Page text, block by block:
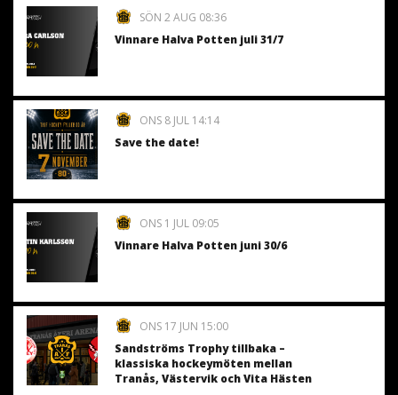
SÖN 2 AUG 08:36
Vinnare Halva Potten juli 31/7
ONS 8 JUL 14:14
Save the date!
ONS 1 JUL 09:05
Vinnare Halva Potten juni 30/6
ONS 17 JUN 15:00
Sandströms Trophy tillbaka –
klassiska hockeymöten mellan
Tranås, Västervik och Vita Hästen